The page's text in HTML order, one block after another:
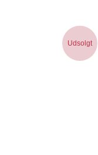
Udsolgt